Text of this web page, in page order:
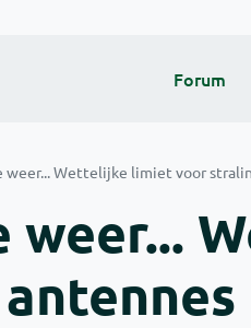
Forum
weer... Wettelijke limiet voor
weer...